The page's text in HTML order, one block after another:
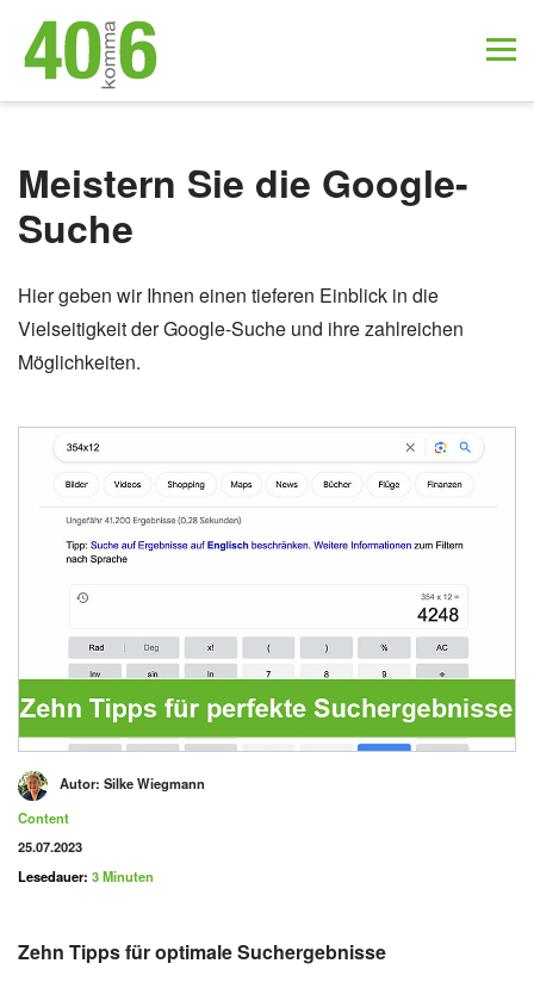
Meistern Sie die Google-
Suche
Hier geben wir Ihnen einen tieferen Einblick in die
Vielseitigkeit der Google-Suche und ihre zahlreichen
Möglichkeiten.
Autor: Silke Wiegmann
Kategorie
Content
Veröffentlicht am
25.07.2023
Lesedauer: 3 Minuten
Zehn Tipps für optimale Suchergebnisse